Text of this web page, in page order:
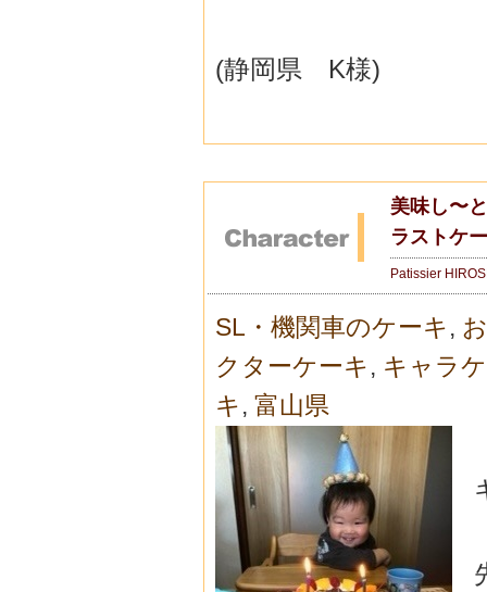
(静岡県 K様)
美味し〜
ラストケ
Patissier
SL・機関車のケーキ ,
クターケーキ , キャラ
キ , 富山県